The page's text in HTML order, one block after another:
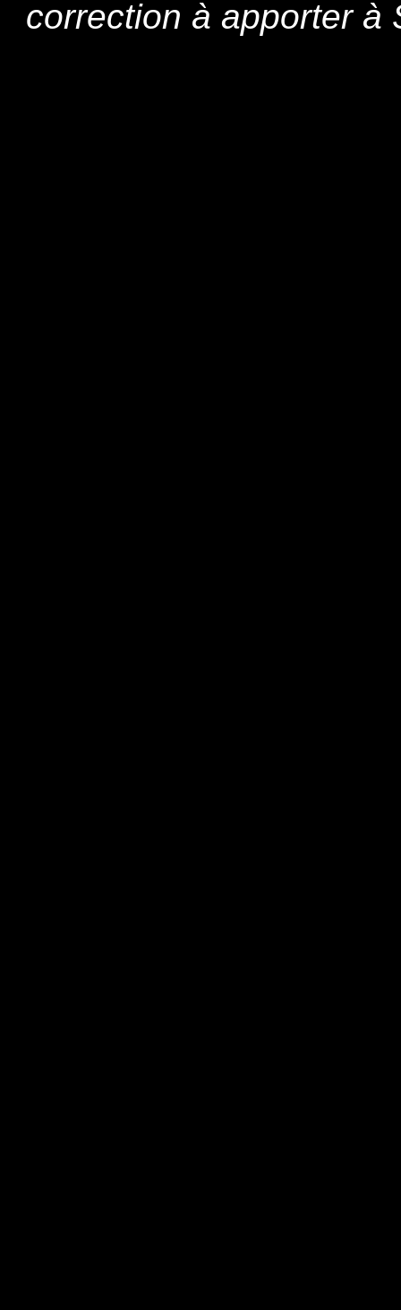
correction à apporter à